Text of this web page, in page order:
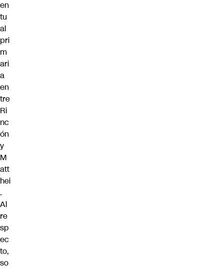
en
tu
al
pri
m
ari
a
en
tre
Ri
nc
ón
y
M
att
hei
.
Al
re
sp
ec
to,
so